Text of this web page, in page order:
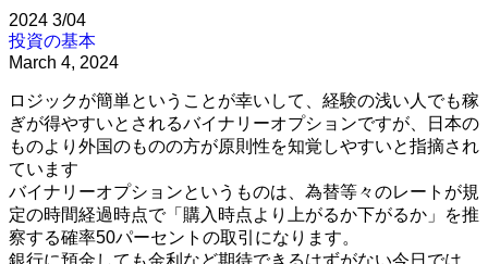
2024 3/04
投資の基本
March 4, 2024
ロジックが簡単ということが幸いして、経験の浅い人でも稼
ぎが得やすいとされるバイナリーオプションですが、日本の
ものより外国のものの方が原則性を知覚しやすいと指摘され
ています
バイナリーオプションというものは、為替等々のレートが規
定の時間経過時点で「購入時点より上がるか下がるか」を推
察する確率50パーセントの取引になります。
銀行に預金しても金利など期待できるはずがない今日では、